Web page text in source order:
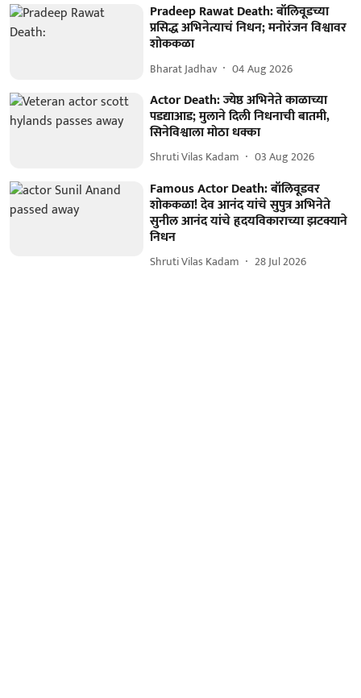
Pradeep Rawat Death: बॉलिवूडच्या
प्रसिद्ध अभिनेत्याचं निधन; मनोरंजन विश्वावर
शोककळा
Bharat Jadhav 04 Aug 2026
Actor Death: ज्येष्ठ अभिनेते काळाच्या
पडद्याआड; मुलाने दिली निधनाची बातमी,
सिनेविश्वाला मोठा धक्का
Shruti Vilas Kadam 03 Aug 2026
Famous Actor Death: बॉलिवूडवर
शोककळा! देव आनंद यांचे सुपुत्र अभिनेते
सुनील आनंद यांचे हृदयविकाराच्या झटक्याने
निधन
Shruti Vilas Kadam 28 Jul 2026